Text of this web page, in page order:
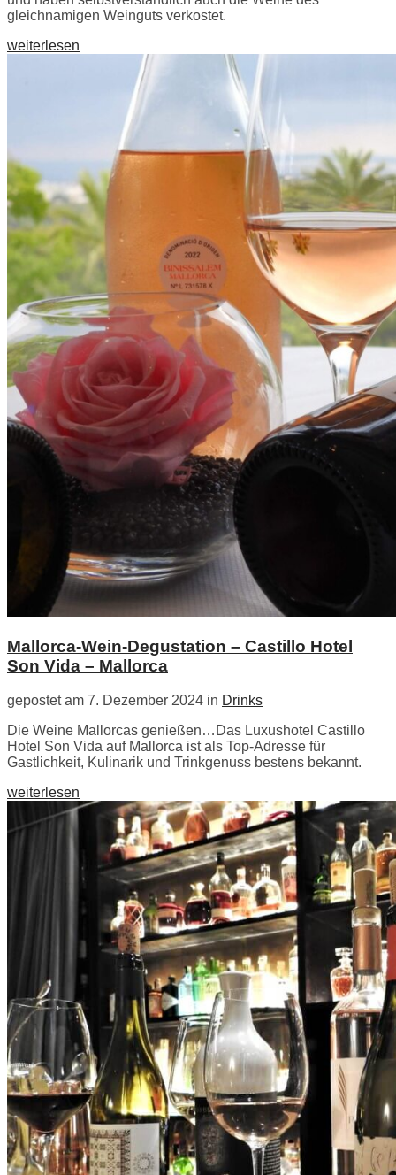
gleichnamigen Weinguts verkostet.
weiterlesen
Mallorca-Wein-Degustation – Castillo Hotel
Son Vida – Mallorca
gepostet am 7. Dezember 2024 in Drinks
Die Weine Mallorcas genießen…Das Luxushotel Castillo
Hotel Son Vida auf Mallorca ist als Top-Adresse für
Gastlichkeit, Kulinarik und Trinkgenuss bestens bekannt.
weiterlesen